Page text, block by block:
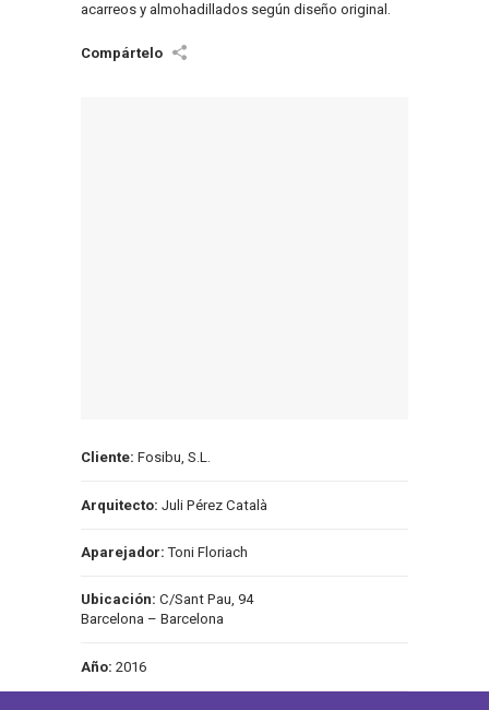
acarreos y almohadillados según diseño original.
Cliente: Fosibu, S.L.
Arquitecto: Juli Pérez Català
Aparejador: Toni Floriach
Ubicación: C/Sant Pau, 94
Barcelona – Barcelona
Año: 2016